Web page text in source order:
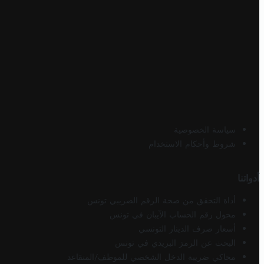
سياسة الخصوصية
شروط وأحكام الاستخدام
أدواتنا
أداة التحقق من صحة الرقم الضريبي تونس
محول رقم الحساب الآيبان في تونس
أسعار صرف الدينار التونسي
البحث عن الرمز البريدي في تونس
محاكي ضريبة الدخل الشخصي للموظف/المتقاعد